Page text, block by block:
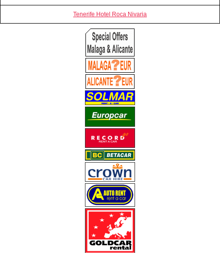
Tenerife Hotel Roca Nivaria